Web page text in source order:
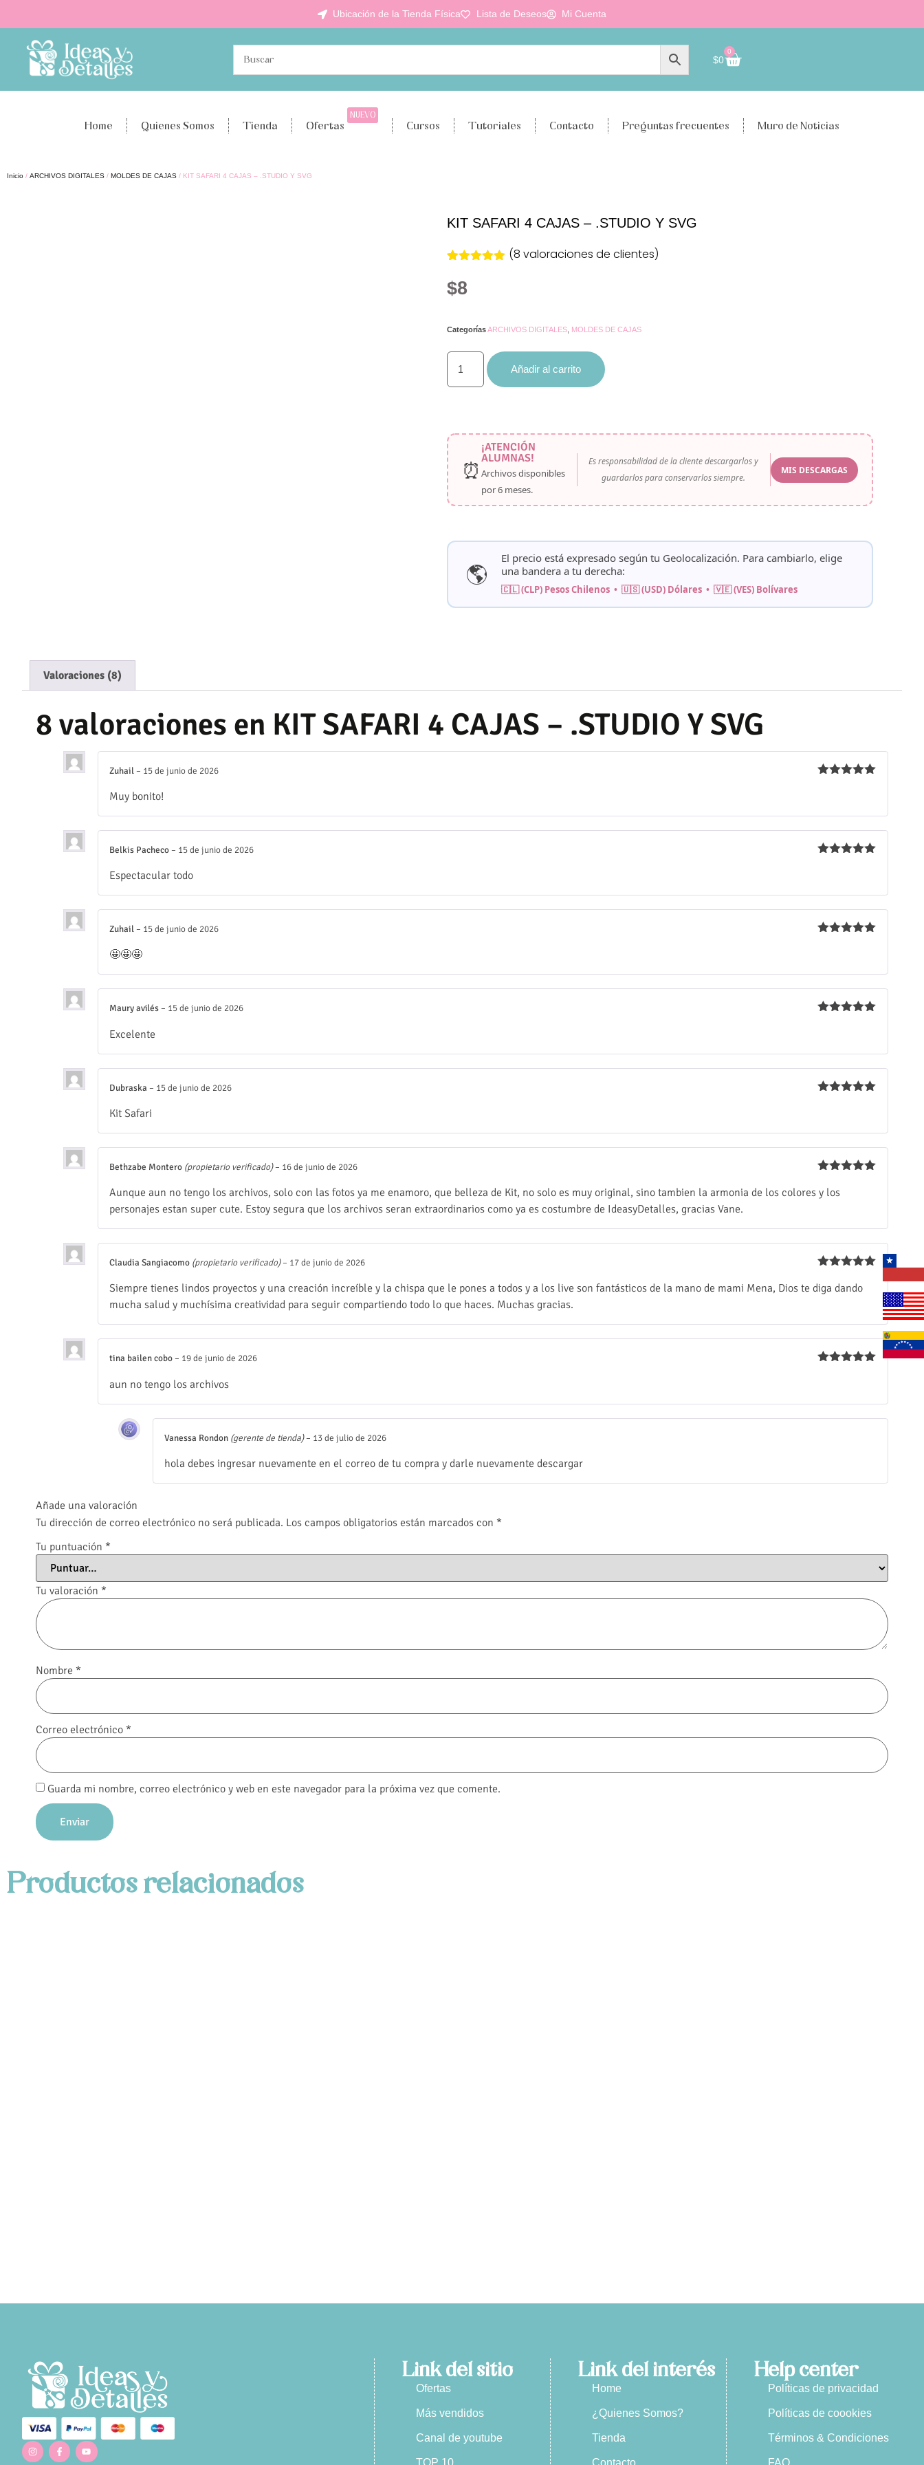
Ubicación de la Tienda Física Lista de Deseos Mi Cuenta
$0
0
Home Quienes Somos Tienda Ofertas
NUEVO
Cursos Tutoriales Contacto Preguntas frecuentes Muro de Noticias
Inicio / ARCHIVOS DIGITALES / MOLDES DE CAJAS / KIT SAFARI 4 CAJAS – .STUDIO Y SVG
KIT SAFARI 4 CAJAS – .STUDIO Y SVG
con
5 en base
de clientes
(8 valoraciones de clientes)
$8
CategoríasARCHIVOS DIGITALES MOLDES DE CAJAS
Añadir al carrito
⏰
¡ATENCIÓN
ALUMNAS!
Archivos disponibles
por6 meses.
Es responsabilidad de la cliente descargarlos y
guardarlos para conservarlos siempre.
MIS DESCARGAS
🌎
El precio está expresado según tu Geolocalización. Para cambiarlo, elige
una bandera a tu derecha:
🇨🇱 (CLP) Pesos Chilenos • 🇺🇸 (USD) Dólares • 🇻🇪 (VES) Bolívares
Valoraciones (8)
8 valoraciones en KIT SAFARI 4 CAJAS – .STUDIO Y SVG
Zuhail– 15 de junio de 2026
Muy bonito!
Belkis Pacheco– 15 de junio de 2026
Espectacular todo
Zuhail– 15 de junio de 2026
🤩🤩🤩
Maury avilés– 15 de junio de 2026
Excelente
Dubraska – 15 de junio de 2026
Kit Safari
con5
Bethzabe Montero (propietario verificado)– 16 de junio de 2026
Aunque aun no tengo los archivos, solo con las fotos ya me enamoro, que belleza de Kit, no solo es muy original, sino tambien la armonia de los colores y los
personajes estan super cute. Estoy segura que los archivos seran extraordinarios como ya es costumbre de IdeasyDetalles, gracias Vane.
con5de 5
Claudia Sangiacomo (propietario verificado)– 17 de junio de 2026
Siempre tienes lindos proyectos y una creación increíble y la chispa que le pones a todos y a los live son fantásticos de la mano de mami Mena, Dios te diga dando
mucha salud y muchísima creatividad para seguir compartiendo todo lo que haces. Muchas gracias.
tina bailen cobo– 19 de junio de 2026
aun no tengo los archivos
Vanessa Rondon (gerente de tienda)– 13 de julio de 2026
hola debes ingresar nuevamente en el correo de tu compra y darle nuevamente descargar
Añade una valoración
Tu dirección de correo electrónico no será publicada. Los campos obligatorios están marcados con *
Tu puntuación *
Tu valoración *
Nombre *
Correo electrónico *
Guarda mi nombre, correo electrónico y web en este navegador para la próxima vez que comente.
Productos relacionados
Link del sitio
Ofertas
Más vendidos
Canal de youtube
TOP 10
Link del interés
Home
¿Quienes Somos?
Tienda
Contacto
Help center
Políticas de privacidad
Políticas de coookies
Términos & Condiciones
FAQ